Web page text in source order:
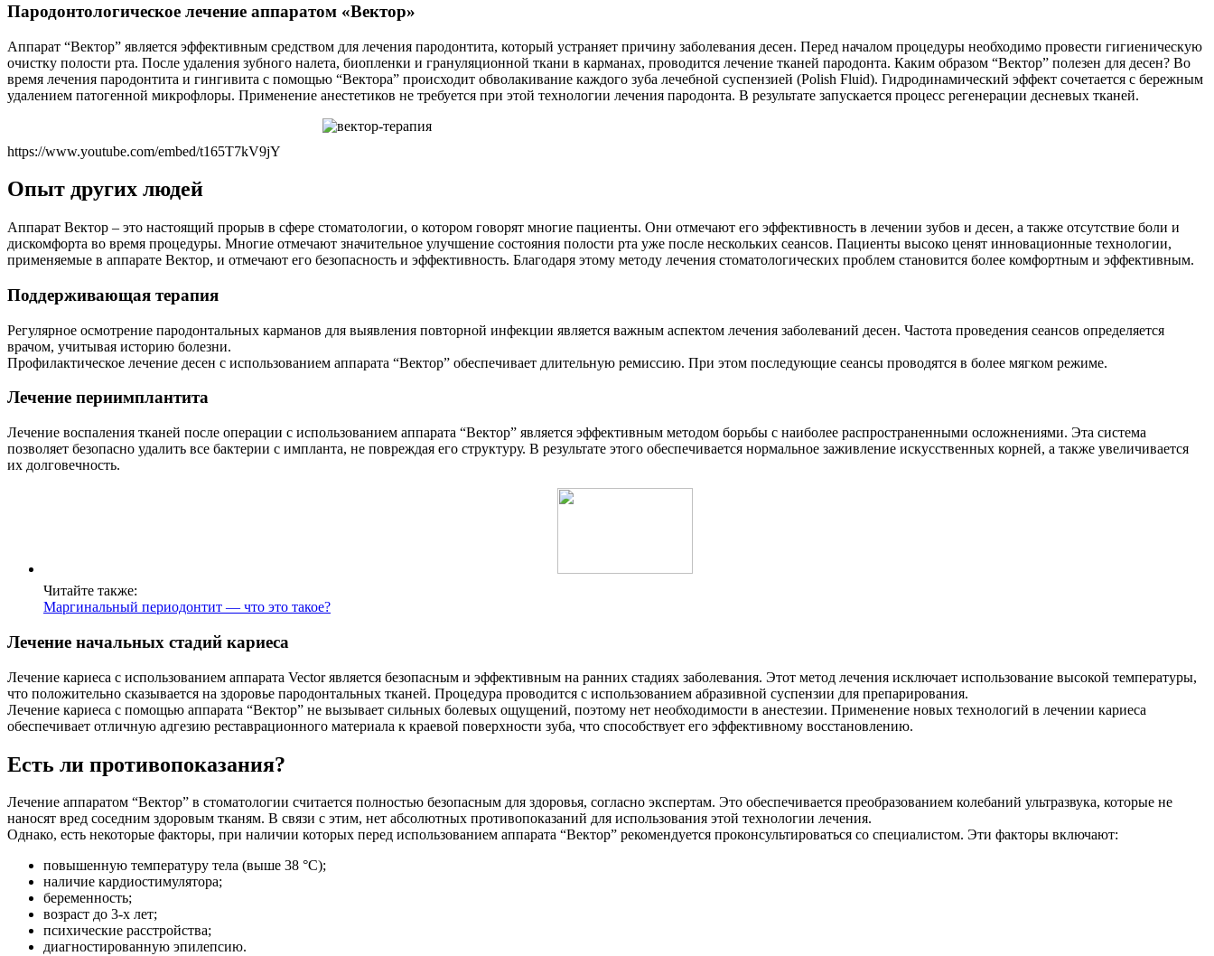
Пародонтологическое лечение аппаратом «Вектор»
Аппарат “Вектор” является эффективным средством для лечения пародонтита, который устраняет причину заболевания десен. Перед началом процедуры необходимо провести гигиеническую
очистку полости рта. После удаления зубного налета, биопленки и грануляционной ткани в карманах, проводится лечение тканей пародонта. Каким образом “Вектор” полезен для десен? Во
время лечения пародонтита и гингивита с помощью “Вектора” происходит обволакивание каждого зуба лечебной суспензией (Polish Fluid). Гидродинамический эффект сочетается с бережным
удалением патогенной микрофлоры. Применение анестетиков не требуется при этой технологии лечения пародонта. В результате запускается процесс регенерации десневых тканей.
https://www.youtube.com/embed/t165T7kV9jY
Опыт других людей
Аппарат Вектор – это настоящий прорыв в сфере стоматологии, о котором говорят многие пациенты. Они отмечают его эффективность в лечении зубов и десен, а также отсутствие боли и
дискомфорта во время процедуры. Многие отмечают значительное улучшение состояния полости рта уже после нескольких сеансов. Пациенты высоко ценят инновационные технологии,
применяемые в аппарате Вектор, и отмечают его безопасность и эффективность. Благодаря этому методу лечения стоматологических проблем становится более комфортным и эффективным.
Поддерживающая терапия
Регулярное осмотрение пародонтальных карманов для выявления повторной инфекции является важным аспектом лечения заболеваний десен. Частота проведения сеансов определяется
врачом, учитывая историю болезни.
Профилактическое лечение десен с использованием аппарата “Вектор” обеспечивает длительную ремиссию. При этом последующие сеансы проводятся в более мягком режиме.
Лечение периимплантита
Лечение воспаления тканей после операции с использованием аппарата “Вектор” является эффективным методом борьбы с наиболее распространенными осложнениями. Эта система
позволяет безопасно удалить все бактерии с импланта, не повреждая его структуру. В результате этого обеспечивается нормальное заживление искусственных корней, а также увеличивается
их долговечность.
Читайте также:
Маргинальный периодонтит — что это такое?
Лечение начальных стадий кариеса
Лечение кариеса с использованием аппарата Vector является безопасным и эффективным на ранних стадиях заболевания. Этот метод лечения исключает использование высокой температуры,
что положительно сказывается на здоровье пародонтальных тканей. Процедура проводится с использованием абразивной суспензии для препарирования.
Лечение кариеса с помощью аппарата “Вектор” не вызывает сильных болевых ощущений, поэтому нет необходимости в анестезии. Применение новых технологий в лечении кариеса
обеспечивает отличную адгезию реставрационного материала к краевой поверхности зуба, что способствует его эффективному восстановлению.
Есть ли противопоказания?
Лечение аппаратом “Вектор” в стоматологии считается полностью безопасным для здоровья, согласно экспертам. Это обеспечивается преобразованием колебаний ультразвука, которые не
наносят вред соседним здоровым тканям. В связи с этим, нет абсолютных противопоказаний для использования этой технологии лечения.
Однако, есть некоторые факторы, при наличии которых перед использованием аппарата “Вектор” рекомендуется проконсультироваться со специалистом. Эти факторы включают:
повышенную температуру тела (выше 38 °C);
наличие кардиостимулятора;
беременность;
возраст до 3-х лет;
психические расстройства;
диагностированную эпилепсию.